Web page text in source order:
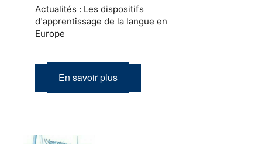
Actualités : Les dispositifs
d'apprentissage de la langue en
Europe
En savoir plus